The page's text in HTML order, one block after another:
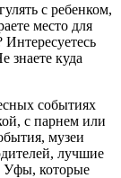
с ребенком,
место для
знаете куда
событиях
с парнем или
музеи
лучшие
Уфы, которые